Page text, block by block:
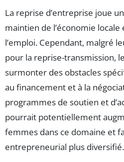
La reprise d’entreprise joue
maintien de l’économie
l’emploi. Cependant, malgré
pour la reprise-transmission,
surmonter des obstacles
au financement et à la
programmes de soutien et
pourrait potentiellement
femmes dans ce domaine et
entrepreneurial plus diversifié.